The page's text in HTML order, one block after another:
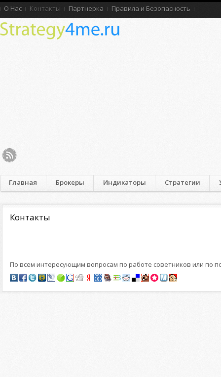
О Нас Контакты Партнерка Правила и Безопасность
Главная Брокеры Индикаторы Стратегии
Контакты
По всем интересующим вопросам по работе советников или по